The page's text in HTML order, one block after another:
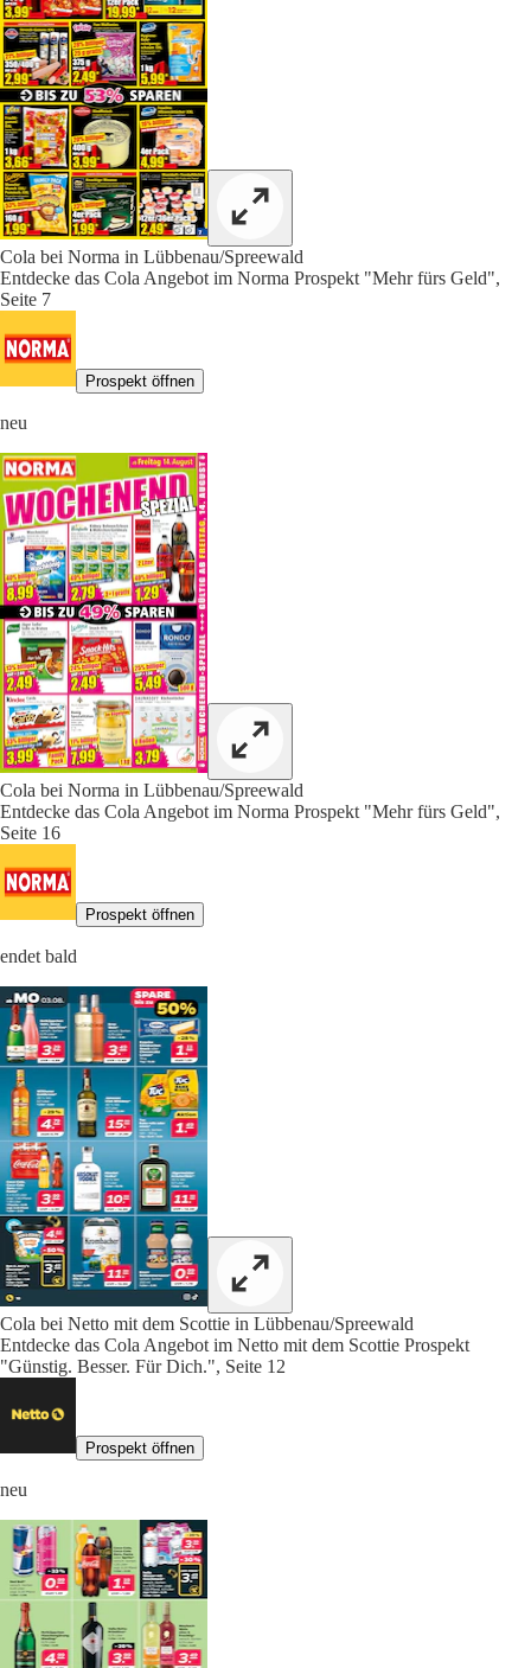
Cola bei Norma in Lübbenau/Spreewald
Entdecke das Cola Angebot im Norma Prospekt "Mehr fürs Geld",
Seite 7
Prospekt öffnen
neu
Cola bei Norma in Lübbenau/Spreewald
Entdecke das Cola Angebot im Norma Prospekt "Mehr fürs Geld",
Seite 16
Prospekt öffnen
endet bald
Cola bei Netto mit dem Scottie in Lübbenau/Spreewald
Entdecke das Cola Angebot im Netto mit dem Scottie Prospekt
"Günstig. Besser. Für Dich.", Seite 12
Prospekt öffnen
neu